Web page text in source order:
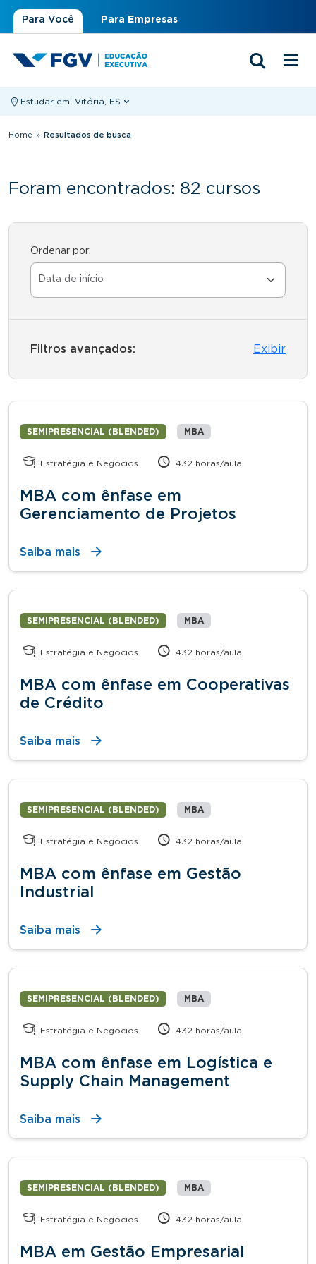
Para Você Para Empresas
Estudar em: Vitória, ES
Você está aqui
Home » Resultados de busca
Foram encontrados: 82 cursos
Ordenar por:
Filtros avançados: Exibir
SEMIPRESENCIAL (BLENDED) MBA
Estratégia e Negócios 432 horas/aula
MBA com ênfase em
Gerenciamento de Projetos
Saiba mais
SEMIPRESENCIAL (BLENDED) MBA
Estratégia e Negócios 432 horas/aula
MBA com ênfase em Cooperativas
de Crédito
Saiba mais
SEMIPRESENCIAL (BLENDED) MBA
Estratégia e Negócios 432 horas/aula
MBA com ênfase em Gestão
Industrial
Saiba mais
SEMIPRESENCIAL (BLENDED) MBA
Estratégia e Negócios 432 horas/aula
MBA com ênfase em Logística e
Supply Chain Management
Saiba mais
SEMIPRESENCIAL (BLENDED) MBA
Estratégia e Negócios 432 horas/aula
MBA em Gestão Empresarial